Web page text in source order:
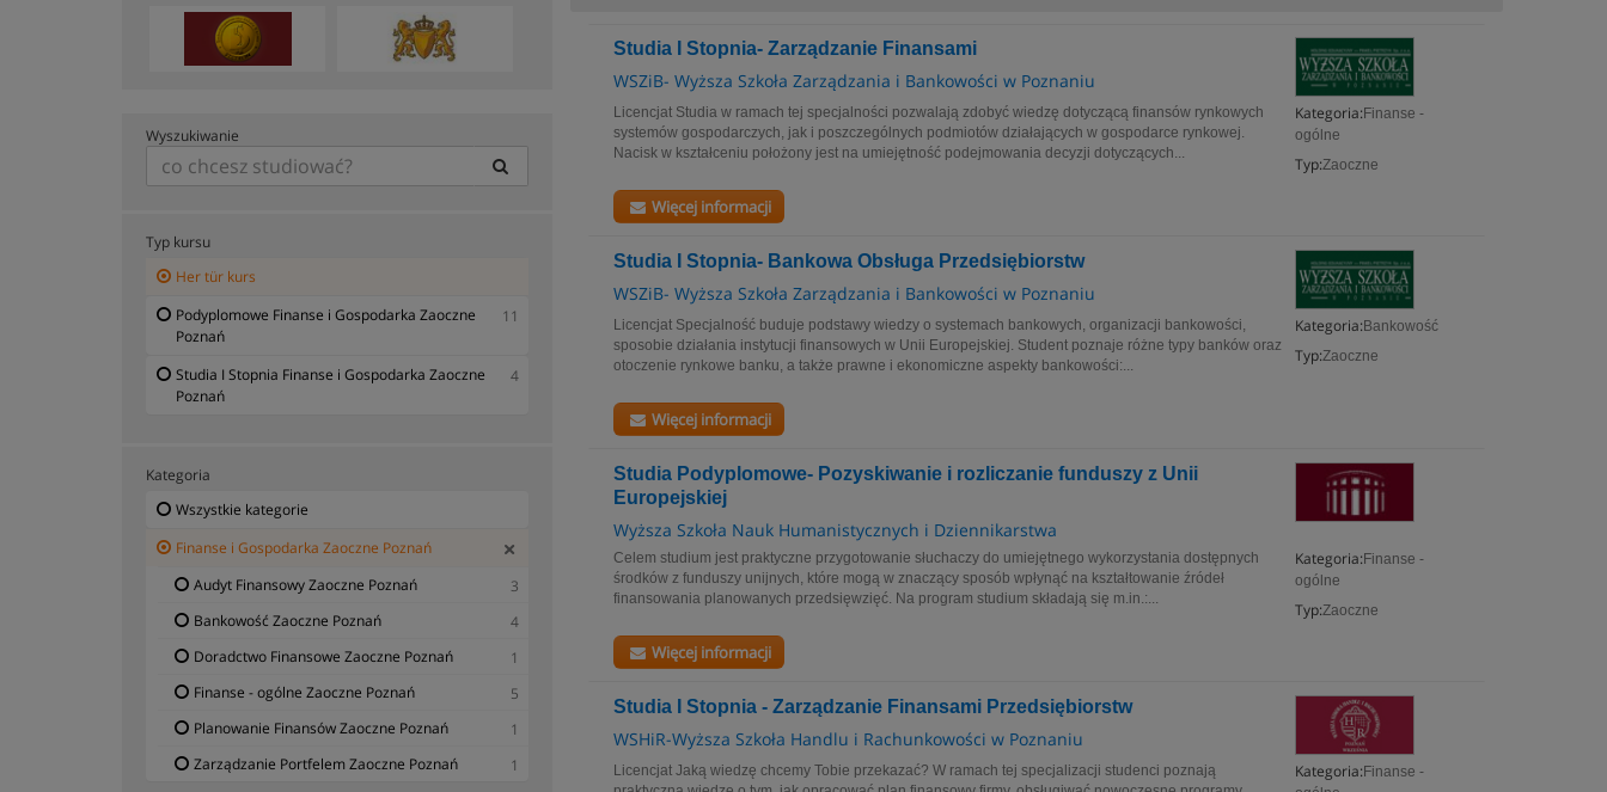
Studia I Stopnia- Zarządzanie Finansami
WSZiB- Wyższa Szkoła Zarządzania i Bankowości w Poznaniu
Kategoria: Finanse -
ogólne
Typ:Zaoczne
Licencjat Studia w ramach tej specjalności pozwalają zdobyć wiedzę dotyczącą finansów rynkowych
systemów gospodarczych, jak i poszczególnych podmiotów działających w gospodarce rynkowej.
Nacisk w kształceniu położony jest na umiejętność podejmowania decyzji dotyczących...
Więcej informacji
Studia I Stopnia- Bankowa Obsługa Przedsiębiorstw
WSZiB- Wyższa Szkoła Zarządzania i Bankowości w Poznaniu
Kategoria: Bankowość
Typ:Zaoczne
Licencjat Specjalność buduje podstawy wiedzy o systemach bankowych, organizacji bankowości,
sposobie działania instytucji finansowych w Unii Europejskiej. Student poznaje różne typy banków oraz
otoczenie rynkowe banku, a także prawne i ekonomiczne aspekty bankowości:...
Więcej informacji
Studia Podyplomowe- Pozyskiwanie i rozliczanie funduszy z Unii
Europejskiej
Wyższa Szkoła Nauk Humanistycznych i Dziennikarstwa
Kategoria: Finanse -
ogólne
Typ:Zaoczne
Celem studium jest praktyczne przygotowanie słuchaczy do umiejętnego wykorzystania dostępnych
środków z funduszy unijnych, które mogą w znaczący sposób wpłynąć na kształtowanie źródeł
finansowania planowanych przedsięwzięć. Na program studium składają się m.in.:...
Więcej informacji
Studia I Stopnia - Zarządzanie Finansami Przedsiębiorstw
WSHiR-Wyższa Szkoła Handlu i Rachunkowości w Poznaniu
Kategoria: Finanse -
Licencjat Jaką wiedzę chcemy Tobie przekazać? W ramach tej specjalizacji studenci poznają
Wyszukiwanie
Typ kursu
Her tür kurs
Podyplomowe Finanse i Gospodarka Zaoczne
Poznań
11
Studia I Stopnia Finanse i Gospodarka Zaoczne
Poznań
4
Kategoria
Wszystkie kategorie
Finanse i Gospodarka Zaoczne Poznań
Audyt Finansowy Zaoczne Poznań
3
Bankowość Zaoczne Poznań
4
Doradctwo Finansowe Zaoczne Poznań
1
Finanse - ogólne Zaoczne Poznań
5
Planowanie Finansów Zaoczne Poznań
1
Zarządzanie Portfelem Zaoczne Poznań
1